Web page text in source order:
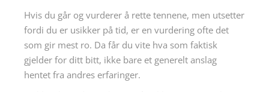
Hvis du går og vurderer å rette tennene, men utsetter
fordi du er usikker på tid, er en vurdering ofte det
som gir mest ro. Da får du vite hva som faktisk
gjelder for ditt bitt, ikke bare et generelt anslag
hentet fra andres erfaringer.